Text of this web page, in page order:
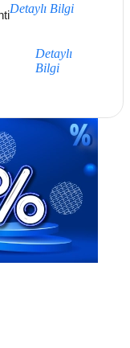
Detaylı Bilgi
Detaylı
Bilgi